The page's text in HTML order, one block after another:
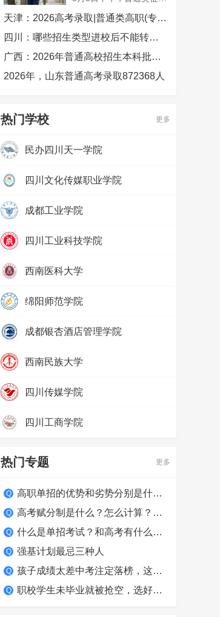
天津：2026高考录取|普通类高职(专科)批次征询志愿录取结果可查，2026年普通高校招生录取工作顺利结束
四川：哪些招生类型进校后不能转专业
广西：2026年普通高校招生本科批次录取圆满结束
2026年，山东普通高考录取872368人
热门学校 更多
民办四川天一学院
四川文化传媒职业学院
成都工业学院
四川工业科技学院
西南医科大学
绵阳师范学院
成都银杏酒店管理学院
西南民族大学
四川传媒学院
四川工商学院
热门专题 更多
高职单招的优势和劣势分别是什么？适合哪类学生？
高考赋分制是什么？怎么计算？如何得高分？
什么是单招考试？和高考有什么区别？
强基计划最忌三种人
孩子成绩太差中考注定落榜，这么做照样上大学！
职校学生未毕业就被抢空，选好学校很关键